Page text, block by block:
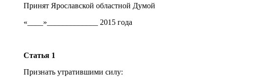
Принят Ярославской областной Думой
«____»_____________ 2015 года
Статья 1
Признать утратившими силу: